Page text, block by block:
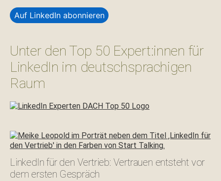
Auf LinkedIn abonnieren
Unter den Top 50 Expert:innen für
LinkedIn im deutschsprachigen
Raum
LinkedIn für den Vertrieb: Vertrauen entsteht vor
dem ersten Gespräch